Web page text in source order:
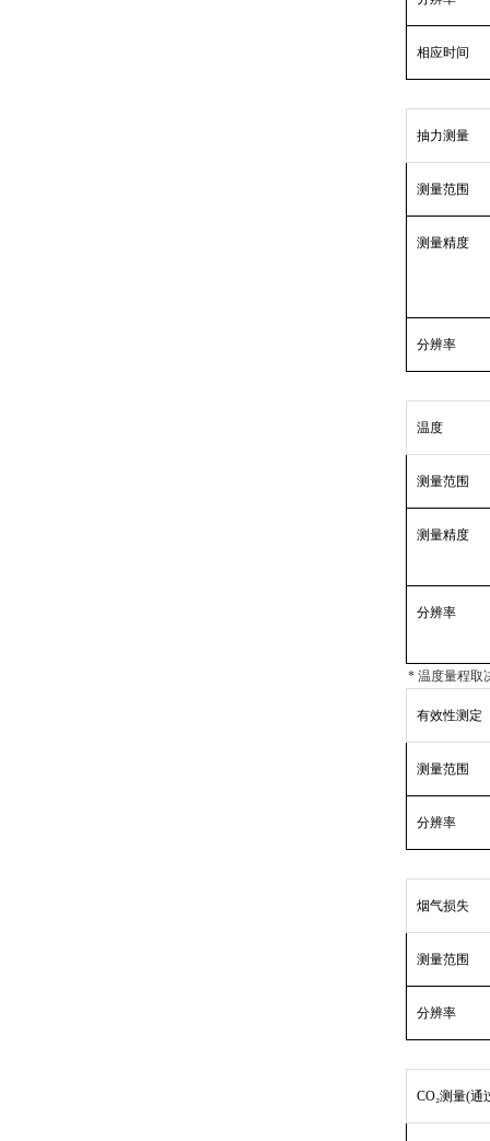
相应时间
抽力测量
测量范围
测量精度
分辨率
温度
测量范围
测量精度
分辨率
* 温度量程取
有效性测定
测量范围
分辨率
烟气损失
测量范围
分辨率
CO₂测量(通